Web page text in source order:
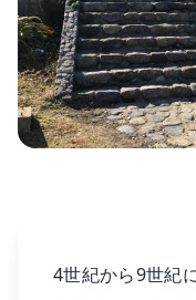
4世紀から9世紀